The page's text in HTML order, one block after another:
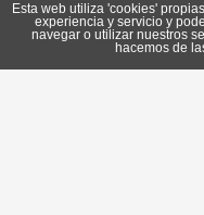
Esta web utiliza 'cookies'
experiencia y servicio y
navegar o utilizar nuestros
hacemos de